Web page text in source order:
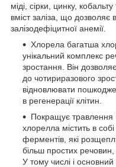
міді, сірки, цинку,
вміст заліза, що дозволяє
залізодефіцитної анемії.
Хлорела багатша
унікальний комплекс
зростання. Він
до чотириразового
відновлювати
в регенерації клітин.
Покращує травлення
хлорелла містить в
ферментів, які
більш простих речовин,
У тому числі і